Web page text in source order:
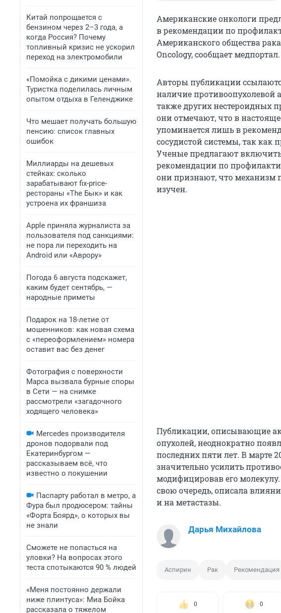
Китай попрощается с
бензином через 2–3 года, а
когда Россия? Почему
топливный кризис не ускорил
переход на электромобили
«Помойка с дикими ценами».
Туристка поделилась личным
опытом отдыха в Геленджике
Что мешает получать большую
пенсию: список главных
ошибок
Миллиарды на дешевых
стейках: сколько
зарабатывают fix-price-
рестораны «The Бык» и как
устроена их франшиза
Apple приняла журналиста за
пользователя под санкциями:
не пора ли переходить на
Android или «Аврору»
Погода 6 августа подскажет,
каким будет сентябрь, —
народные приметы
Подарок на 18-летие от
мошенников: как новая схема
с «переоформлением» номера
оставит вас без денег
Фотография с поверхности
Марса вызвала бурные споры
в Сети — на снимке
рассмотрели «загадочного
ходящего человека»
Mercedes производителя
дронов подорвали под
Екатеринбургом —
рассказываем всё, что
известно о покушении
Паспарту работал в метро, а
Фура был продюсером: тайны
«Форта Боярд», о которых вы
не знали
Сможете не попасться на
уловки? На вопросах этого
теста спотыкаются 90 % людей
«Меня постоянно держали
ниже плинтуса»: Миа Бойка
рассказала о тяжелом
Американские онкологи
в рекомендации по
Американского общества
Oncology, сообщает медпортал.
Авторы публикации
наличие противоопухолевой
также других нестероидных
они отмечают, что в
упоминается лишь в
сосудистой системы, так как
Ученые предлагают
рекомендации по
они признают, что механизм
изучен.
Публикации, описывающие
опухолей, неоднократно
последних пяти лет. В марте
значительно усилить
модифицировав его
свою очередь, описала
и на метастазы.
Дарья Михайлова
Аспирин Рак Рекомендация
0 0